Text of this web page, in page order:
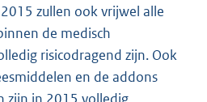
zullen ook vrijwel alle
de medisch
risicodragend zijn. Ook
en de addons